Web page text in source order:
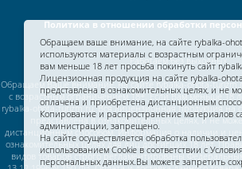
Политика в отношении обработки
Работаем без выходных
Обращаем Ваше внимание, на сайте rybalka-ohota-
с возрастным ограничением 18+. Если Вам меньше 18
rybalka-ohota-turizm.ru. Вся лицензионная продукция на
представлена в ознакомительных целях, и не
дистанционным способом. Информация о наличии и
ознакомительных целях для лиц достигших 18 лет.
видов товаров строго регламентированы
Обращаем ваше внимание, на сайте rybalka-
используются материалы с возрастным
вам меньше 18 лет просьба покинуть сайт
Лицензионная продукция на сайте rybalka-
представлена в ознакомительных целях, и не
оплачена и приобретена дистанционным
Копирование и распространение материалов
администрации, запрещено.
На сайте осуществляется обработка
использованием Cookie в соответствии c
персональных данных.Вы можете запретить